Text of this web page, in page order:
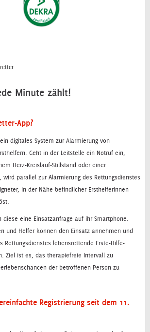
Minute zählt!
App?
digitales System zur Alarmierung von
Geht in der Leitstelle ein Notruf ein,
Herz-Kreislauf-Stillstand oder einer
wird parallel zur Alarmierung des Rettungsdienstes
in der Nähe befindlicher Ersthelferinnen
diese eine Einsatzanfrage auf ihr Smartphone.
und Helfer können den Einsatz annehmen und
Rettungsdienstes lebensrettende Erste-Hilfe-
Ziel ist es, das therapiefreie Intervall zu
der betroffenen Person zu
Registrierung seit dem 11.